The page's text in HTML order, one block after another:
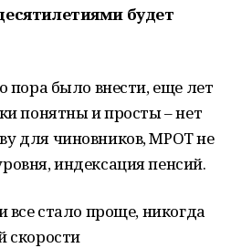
будет
пора было внести, еще лет
понятны и просты – нет
для чиновников, МРОТ не
индексация пенсий.
все стало проще, никогда
скорости